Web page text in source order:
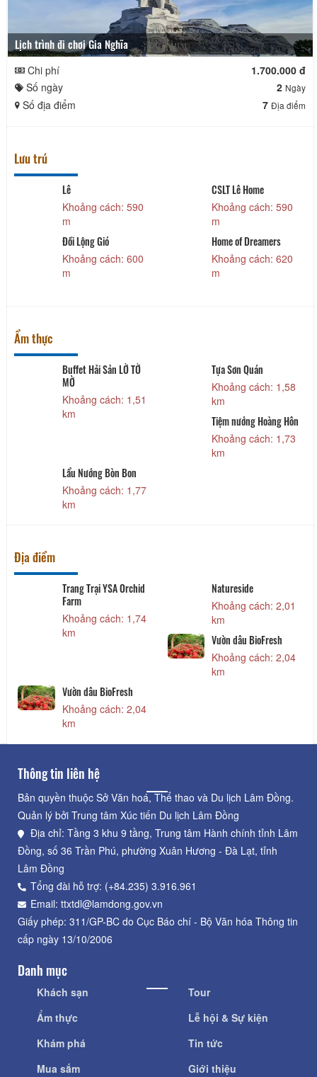
Lịch trình đi chơi Gia Nghĩa
Chi phí
1.700.000 đ
Số ngày
2 Ngày
Số địa điểm 7 Địa điểm
Lưu trú
Lê
Khoảng cách: 590
m
CSLT Lê Home
Khoảng cách: 590
m
Đồi Lộng Gió
Khoảng cách: 600
m
Home of Dreamers
Khoảng cách: 620
m
Ẩm thực
Buffet Hải Sản LỜ TỜ
MỜ
Khoảng cách: 1,51
km
Tựa Sơn Quán
Khoảng cách: 1,58
km
Tiệm nướng Hoàng Hôn
Khoảng cách: 1,73
km
Lẩu Nướng Bòn Bon
Khoảng cách: 1,77
km
Địa điểm
Trang Trại YSA Orchid
Farm
Khoảng cách: 1,74
km
Natureside
Khoảng cách: 2,01
km
Vườn dâu BioFresh
Khoảng cách: 2,04
km
Vườn dâu BioFresh
Khoảng cách: 2,04
km
Thông tin liên hệ
Bản quyền thuộc Sở Văn hoá, Thể thao và Du lịch Lâm Đồng.
Quản lý bởi Trung tâm Xúc tiến Du lịch Lâm Đồng
Địa chỉ: Tầng 3 khu 9 tầng, Trung tâm Hành chính tỉnh Lâm
Đồng, số 36 Trần Phú, phường Xuân Hương - Đà Lạt, tỉnh
Lâm Đồng
Tổng đài hỗ trợ: (+84.235) 3.916.961
Email: ttxtdl@lamdong.gov.vn
Giấy phép: 311/GP-BC do Cục Báo chí - Bộ Văn hóa Thông tin
cấp ngày 13/10/2006
Danh mục
Khách sạn
Ẩm thực
Khám phá
Mua sắm
Tour
Lễ hội & Sự kiện
Tin tức
Giới thiệu